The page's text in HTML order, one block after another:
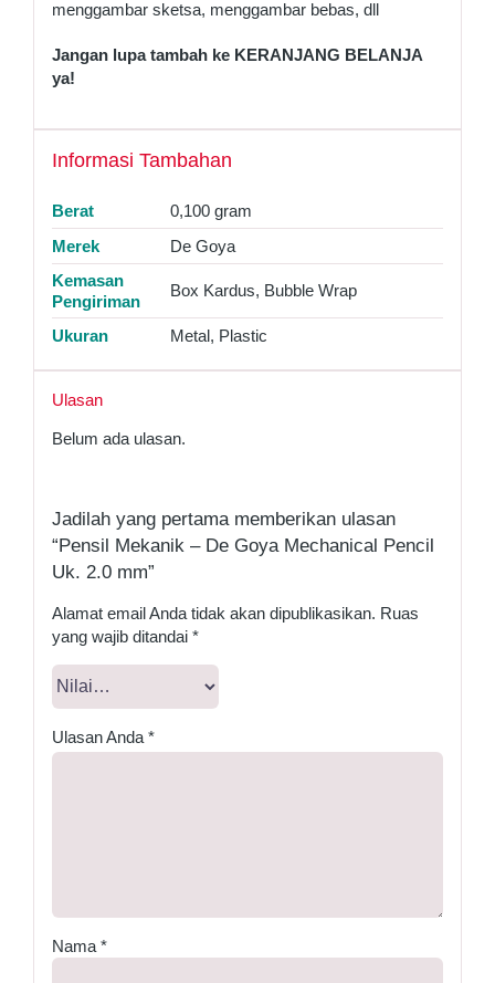
menggambar sketsa, menggambar bebas, dll
Jangan lupa tambah ke KERANJANG BELANJA
ya!
Informasi Tambahan
Berat
0,100 gram
Merek
De Goya
Kemasan
Pengiriman
Box Kardus, Bubble Wrap
Ukuran Metal, Plastic
Ulasan
Belum ada ulasan.
Jadilah yang pertama memberikan ulasan
“Pensil Mekanik – De Goya Mechanical Pencil
Uk. 2.0 mm”
Alamat email Anda tidak akan dipublikasikan. Ruas
yang wajib ditandai *
Ulasan Anda *
Nama *